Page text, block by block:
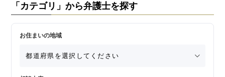
「カテゴリ」から弁護士を探す
お住まいの地域